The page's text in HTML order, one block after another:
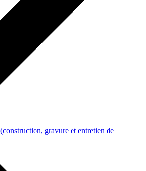
(construction, gravure et entretien de